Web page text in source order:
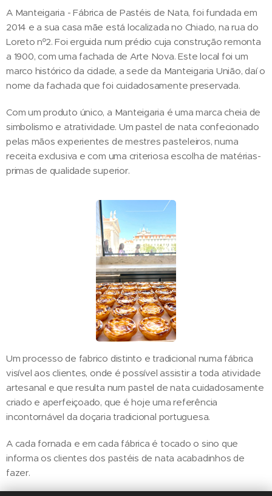
A Manteigaria - Fábrica de Pastéis de Nata, foi fundada em
2014 e a sua casa mãe está localizada no Chiado, na rua do
Loreto nº2. Foi erguida num prédio cuja construção remonta
a 1900, com uma fachada de Arte Nova. Este local foi um
marco histórico da cidade, a sede da Manteigaria União, daí o
nome da fachada que foi cuidadosamente preservada.
Com um produto único, a Manteigaria é uma marca cheia de
simbolismo e atratividade. Um pastel de nata confecionado
pelas mãos experientes de mestres pasteleiros, numa
receita exclusiva e com uma criteriosa escolha de matérias-
primas de qualidade superior.
Um processo de fabrico distinto e tradicional numa fábrica
visível aos clientes, onde é possível assistir a toda atividade
artesanal e que resulta num pastel de nata cuidadosamente
criado e aperfeiçoado, que é hoje uma referência
incontornável da doçaria tradicional portuguesa.
A cada fornada e em cada fábrica é tocado o sino que
informa os clientes dos pastéis de nata acabadinhos de
fazer.